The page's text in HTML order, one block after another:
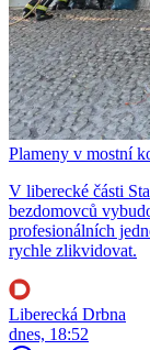
Plameny v mostní
V liberecké části
bezdomovců
profesionálních
rychle zlikvidovat.
Liberecká Drbna
dnes, 18:52